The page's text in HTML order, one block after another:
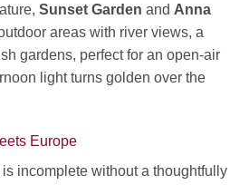
Sunset Garden and Anna
areas with river views, a
gardens, perfect for an open-air
light turns golden over the
Europe
incomplete without a thoughtfully